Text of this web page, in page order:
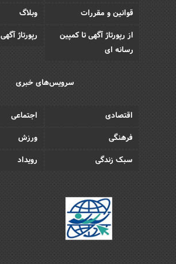
قوانین و مقررات
وبلاگ
از رپورتاژ آگهی تا کمپین
رسانه ای
رپورتاژ آگهی
سرویس‌های خبری
اقتصادی
اجتماعی
فرهنگی
ورزش
سبک زندگی
رویداد